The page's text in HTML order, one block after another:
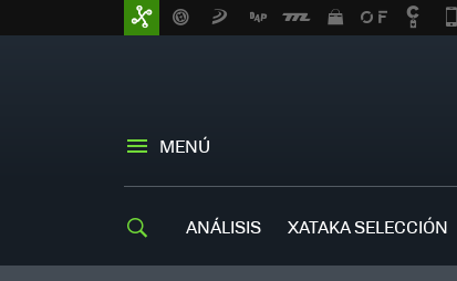
MENÚ
ANÁLISIS XATAKA SELECCIÓN